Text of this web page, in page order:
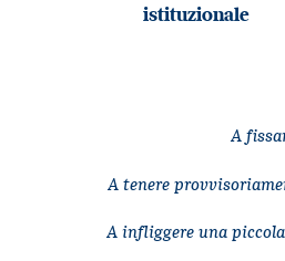
istituzionale
A
A tenere
A infliggere una